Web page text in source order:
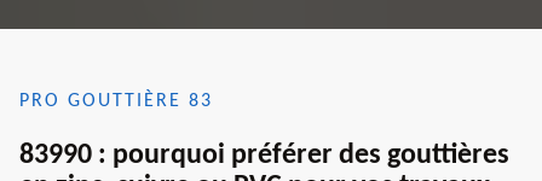
PRO GOUTTIÈRE 83
83990 : pourquoi préférer des gouttières